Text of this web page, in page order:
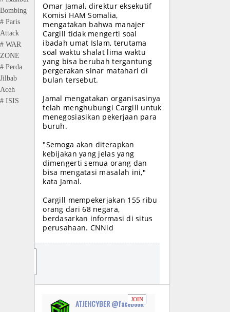
Bombing
# Paris
Attack
# WAR
ZONE
# Perda
Jilbab
Aceh
# ISIS
Omar Jamal, direktur eksekutif
Komisi HAM Somalia,
mengatakan bahwa manajer
Cargill tidak mengerti soal
ibadah umat Islam, terutama
soal waktu shalat lima waktu
yang bisa berubah tergantung
pergerakan sinar matahari di
bulan tersebut.
Jamal mengatakan organisasinya
telah menghubungi Cargill untuk
menegosiasikan pekerjaan para
buruh.
"Semoga akan diterapkan
kebijakan yang jelas yang
dimengerti semua orang dan
bisa mengatasi masalah ini,"
kata Jamal.
Cargill mempekerjakan 155 ribu
orang dari 68 negara,
berdasarkan informasi di situs
perusahaan. CNNid
ATJEHCYBER @facebook
JOIN